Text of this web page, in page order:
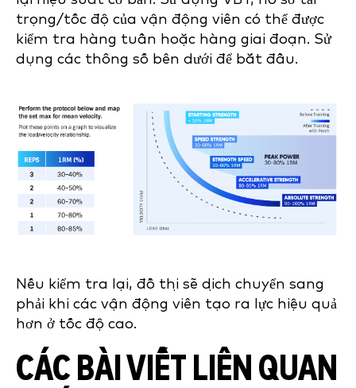
trọng/tốc độ của vận động viên có thể được
kiểm tra hàng tuần hoặc hàng giai đoạn. Sử
dụng các thông số bên dưới để bắt đầu.
Nếu kiểm tra lại, đồ thị sẽ dịch chuyển sang
phải khi các vận động viên tạo ra lực hiệu quả
hơn ở tốc độ cao.
CÁC BÀI VIẾT LIÊN QUAN